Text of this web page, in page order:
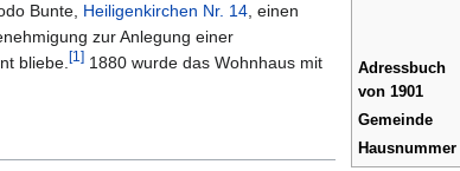
Adressbuch
von 1901
Gemeinde
Hausnummer
Bunte, Heiligenkirchen Nr. 14, einen
zur Anlegung einer
bliebe.[1] 1880 wurde das Wohnhaus mit